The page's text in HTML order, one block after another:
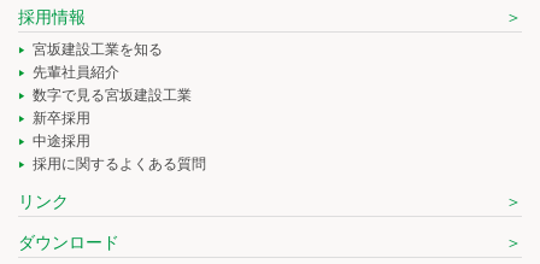
採用情報
宮坂建設工業を知る
先輩社員紹介
数字で見る宮坂建設工業
新卒採用
中途採用
採用に関するよくある質問
リンク
ダウンロード